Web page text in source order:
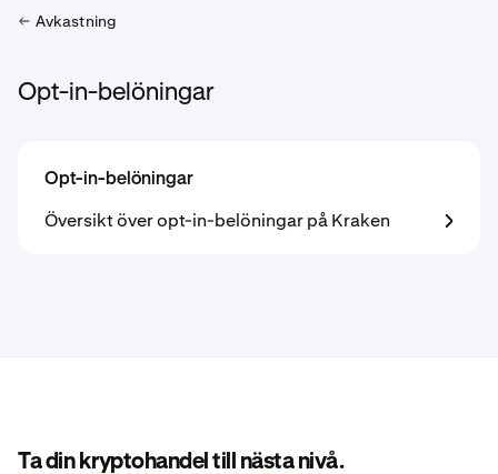
Avkastning
Opt-in-belöningar
Opt-in-belöningar
Översikt över opt-in-belöningar på Kraken
Ta din kryptohandel till nästa nivå.